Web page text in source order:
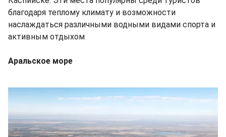
благодаря теплому климату и возможности
наслаждаться различными водными видами спорта и
активным отдыхом
Аральское море